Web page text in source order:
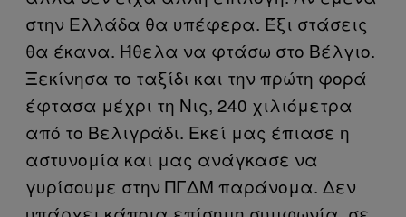
στην Ελλάδα θα υπέφερα. Έξι στάσεις
θα έκανα. Ήθελα να φτάσω στο Βέλγιο.
Ξεκίνησα το ταξίδι και την πρώτη φορά
έφτασα μέχρι τη Νις, 240 χιλιόμετρα
από το Βελιγράδι. Εκεί μας έπιασε η
αστυνομία και μας ανάγκασε να
γυρίσουμε στην ΠΓΔΜ παράνομα. Δεν